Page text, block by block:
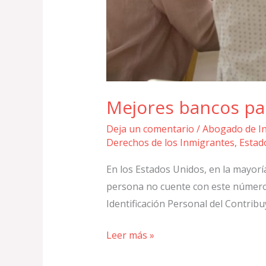
Mejores bancos
Deja un comentario /Abogado de
Derechos de los Inmigrantes,
En los Estados Unidos, en la
persona no cuente con este
Identificación Personal del
Leer más »